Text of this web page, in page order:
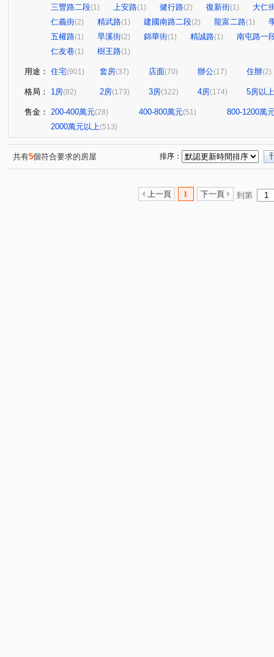
三豐路二段(1) 上安路(1) 健行路(2) 復新街(1)
大仁
仁義街(2) 精武路(1) 建國南路二段(2) 龍富二路(1)
五權路(1) 旱溪街(2) 錦華街(1) 精誠路(1)
南屯路一
仁友巷(1) 樹王路(1)
用途： 住宅(901) 套房(37) 店面(70) 辦公(17) 住辦(2)
格局： 1房(82) 2房(173) 3房(322) 4房(174) 5房以上
售金： 200-400萬元(28) 400-800萬元(51)
800-1200萬
2000萬元以上(513)
共有5個符合要求的房屋 排序：
上一頁 1 下一頁 到第